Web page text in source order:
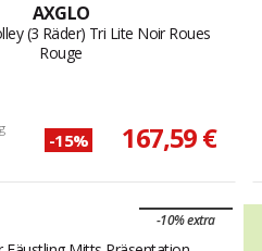
AXGLO
(3 Räder) Tri Lite Noir Roues
Rouge
-15% 167,59 €
-10% extra